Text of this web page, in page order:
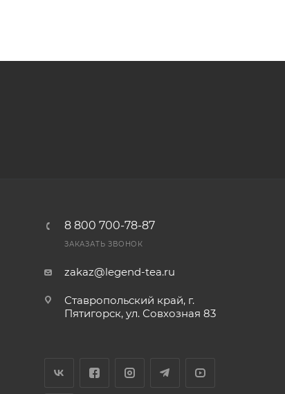
8 800 700-78-87
ЗАКАЗАТЬ ЗВОНОК
zakaz@legend-tea.ru
Ставропольский край, г.
Пятигорск, ул. Совхозная 83